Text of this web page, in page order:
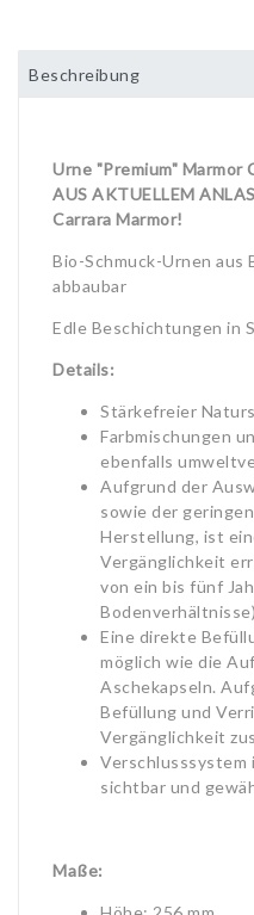
Beschreibung
Urne "Premium" Marmor
AUS AKTUELLEM
Carrara Marmor!
Bio-Schmuck-Urnen aus
abbaubar
Edle Beschichtungen in
Details:
Stärkefreier
Farbmischungen
ebenfalls
Aufgrund der
sowie der
Herstellung, ist
Vergänglichkeit
von ein bis fünf
Eine direkte
möglich wie die
Aschekapseln.
Befüllung und
Vergänglichkeit
sichtbar und
Maße: